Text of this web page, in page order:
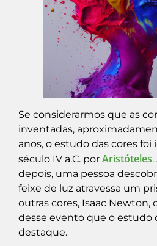
Se considerarmos que as
inventadas,
anos, o estudo das cores
século IV a.C. por Aristóteles
depois, uma pessoa
feixe de luz atravessa um
outras cores, Isaac Newton,
desse evento que o estudo
destaque.